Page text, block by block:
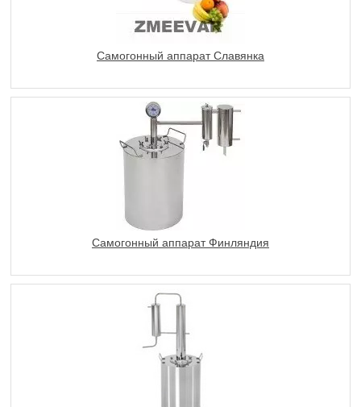
Самогонный аппарат Славянка
Самогонный аппарат Финляндия